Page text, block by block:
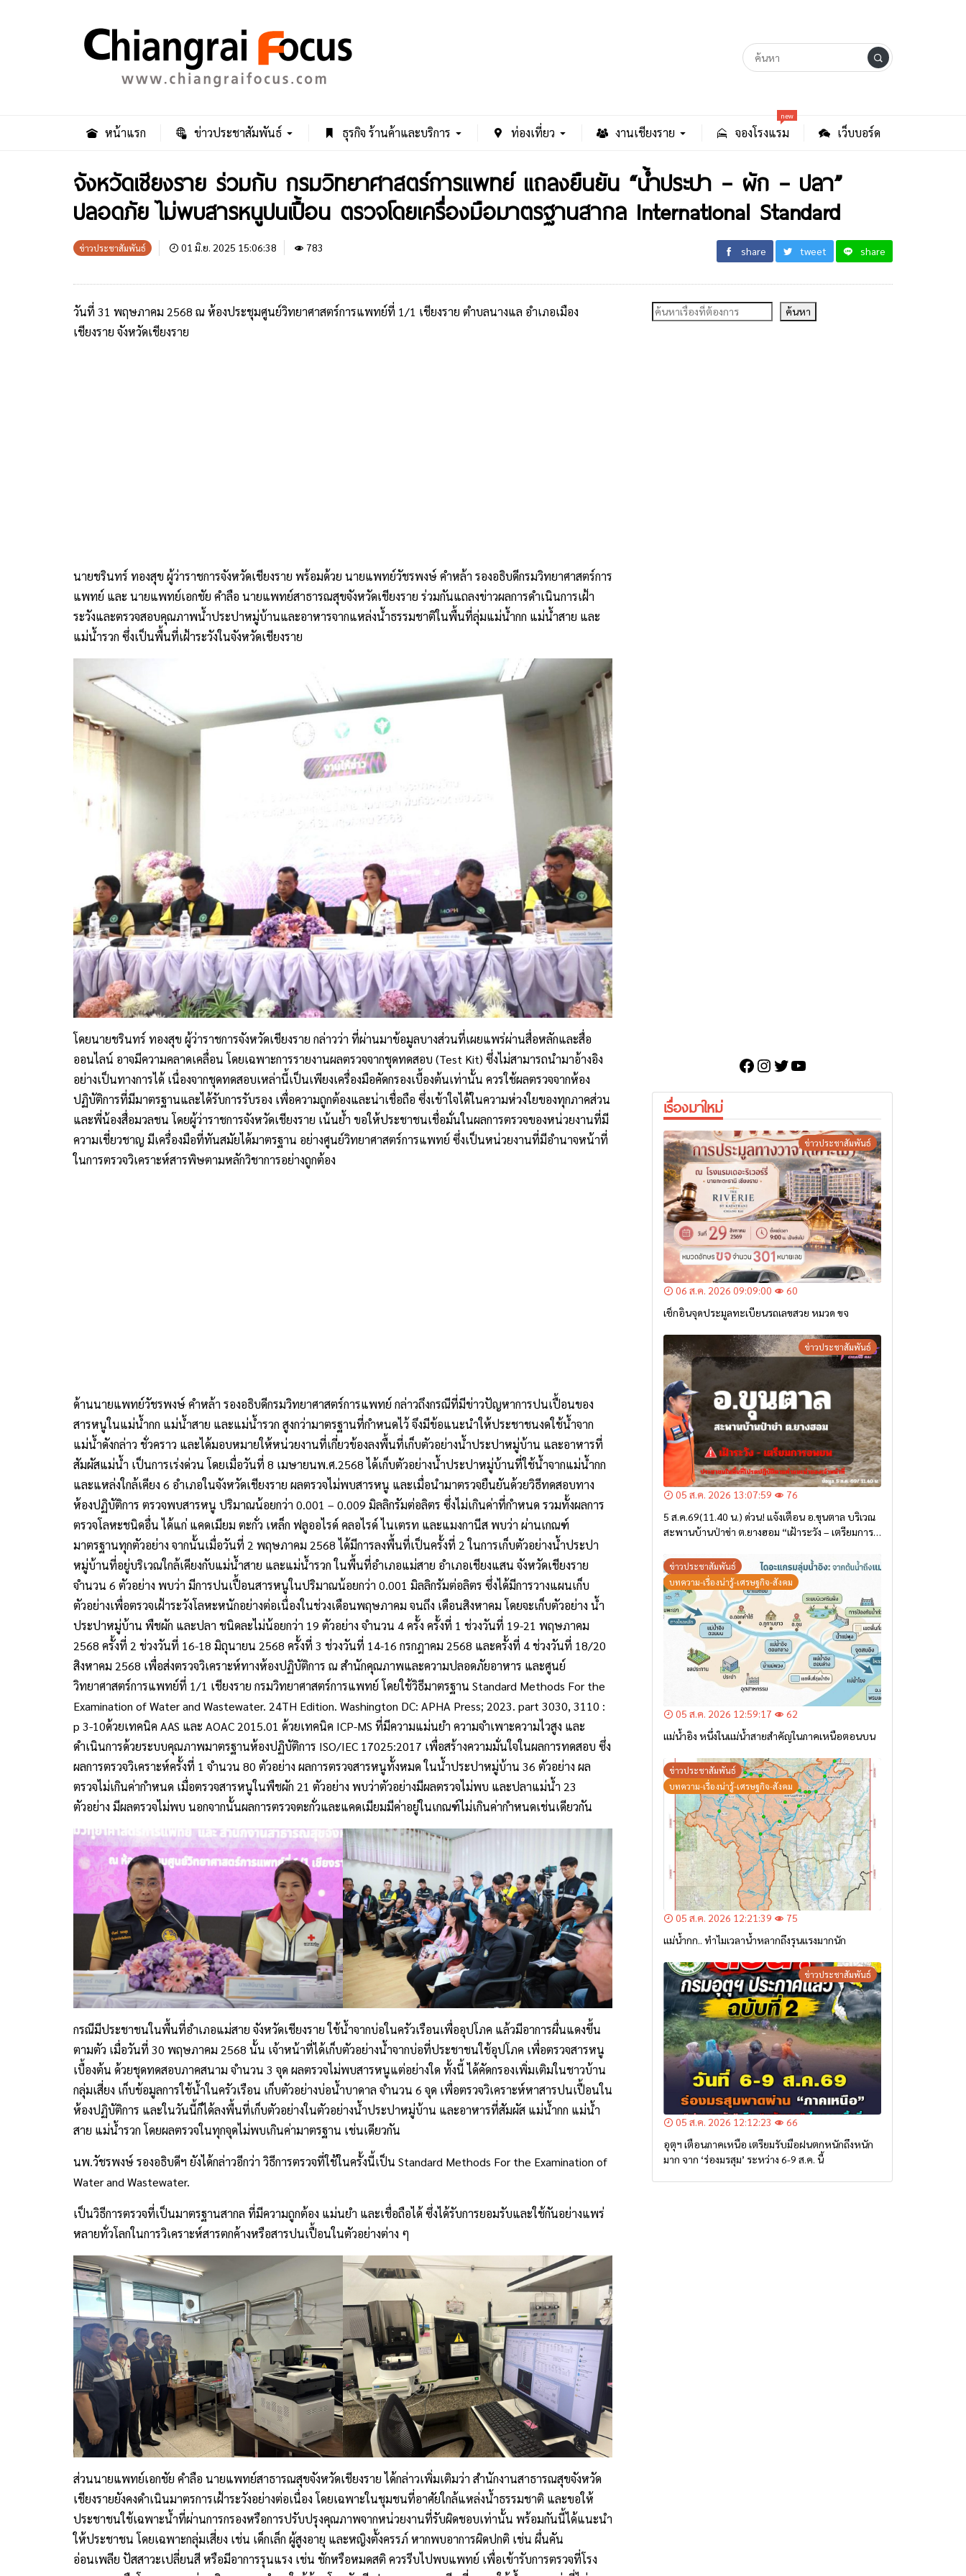
หน้าแรก ข่าวประชาสัมพันธ์ ธุรกิจ ร้านค้าและบริการ ท่องเที่ยว งานเชียงราย จองโรงแรม
new
เว็บบอร์ด
จังหวัดเชียงราย ร่วมกับ กรมวิทยาศาสตร์การแพทย์ แถลงยืนยัน “น้ำประปา – ผัก – ปลา”
ปลอดภัย ไม่พบสารหนูปนเปื้อน ตรวจโดยเครื่องมือมาตรฐานสากล International Standard
ข่าวประชาสัมพันธ์ 01 มิ.ย. 2025 15:06:38 783 share tweet share
วันที่ 31 พฤษภาคม 2568 ณ ห้องประชุมศูนย์วิทยาศาสตร์การแพทย์ที่ 1/1 เชียงราย ตำบลนางแล อำเภอเมือง
เชียงราย จังหวัดเชียงราย
นายชรินทร์ ทองสุข ผู้ว่าราชการจังหวัดเชียงราย พร้อมด้วย นายแพทย์วัชรพงษ์ คำหล้า รองอธิบดีกรมวิทยาศาสตร์การ
แพทย์ และ นายแพทย์เอกชัย คำลือ นายแพทย์สาธารณสุขจังหวัดเชียงราย ร่วมกันแถลงข่าวผลการดำเนินการเฝ้า
ระวังและตรวจสอบคุณภาพน้ำประปาหมู่บ้านและอาหารจากแหล่งน้ำธรรมชาติในพื้นที่ลุ่มแม่น้ำกก แม่น้ำสาย และ
แม่น้ำรวก ซึ่งเป็นพื้นที่เฝ้าระวังในจังหวัดเชียงราย
โดยนายชรินทร์ ทองสุข ผู้ว่าราชการจังหวัดเชียงราย กล่าวว่า ที่ผ่านมาข้อมูลบางส่วนที่เผยแพร่ผ่านสื่อหลักและสื่อ
ออนไลน์ อาจมีความคลาดเคลื่อน โดยเฉพาะการรายงานผลตรวจจากชุดทดสอบ (Test Kit) ซึ่งไม่สามารถนำมาอ้างอิง
อย่างเป็นทางการได้ เนื่องจากชุดทดสอบเหล่านี้เป็นเพียงเครื่องมือคัดกรองเบื้องต้นเท่านั้น ควรใช้ผลตรวจจากห้อง
ปฏิบัติการที่มีมาตรฐานและได้รับการรับรอง เพื่อความถูกต้องและน่าเชื่อถือ ซึ่งเข้าใจได้ในความห่วงใยของทุกภาคส่วน
และพี่น้องสื่อมวลชน โดยผู้ว่าราชการจังหวัดเชียงราย เน้นย้ำ ขอให้ประชาชนเชื่อมั่นในผลการตรวจของหน่วยงานที่มี
ความเชี่ยวชาญ มีเครื่องมือที่ทันสมัยได้มาตรฐาน อย่างศูนย์วิทยาศาสตร์การแพทย์ ซึ่งเป็นหน่วยงานที่มีอำนาจหน้าที่
ในการตรวจวิเคราะห์สารพิษตามหลักวิชาการอย่างถูกต้อง
ด้านนายแพทย์วัชรพงษ์ คำหล้า รองอธิบดีกรมวิทยาศาสตร์การแพทย์ กล่าวถึงกรณีที่มีข่าวปัญหาการปนเปื้อนของ
สารหนูในแม่น้ำกก แม่น้ำสาย และแม่น้ำรวก สูงกว่ามาตรฐานที่กำหนดไว้ จึงมีข้อแนะนำให้ประชาชนงดใช้น้ำจาก
แม่น้ำดังกล่าว ชั่วคราว และได้มอบหมายให้หน่วยงานที่เกี่ยวข้องลงพื้นที่เก็บตัวอย่างน้ำประปาหมู่บ้าน และอาหารที่
สัมผัสแม่น้ำ เป็นการเร่งด่วน โดยเมื่อวันที่ 8 เมษายนพ.ศ.2568 ได้เก็บตัวอย่างน้ำประปาหมู่บ้านที่ใช้น้ำจากแม่น้ำกก
และแหล่งใกล้เคียง 6 อำเภอในจังหวัดเชียงราย ผลตรวจไม่พบสารหนู และเมื่อนำมาตรวจยืนยันด้วยวิธีทดสอบทาง
ห้องปฏิบัติการ ตรวจพบสารหนู ปริมาณน้อยกว่า 0.001 – 0.009 มิลลิกรัมต่อลิตร ซึ่งไม่เกินค่าที่กำหนด รวมทั้งผลการ
ตรวจโลหะชนิดอื่น ได้แก่ แคดเมียม ตะกั่ว เหล็ก ฟลูออไรด์ คลอไรด์ ไนเตรท และแมงกานีส พบว่า ผ่านเกณฑ์
มาตรฐานทุกตัวอย่าง จากนั้นเมื่อวันที่ 2 พฤษภาคม 2568 ได้มีการลงพื้นที่เป็นครั้งที่ 2 ในการเก็บตัวอย่างน้ำประปา
หมู่บ้านที่อยู่บริเวณใกล้เคียงกับแม่น้ำสาย และแม่น้ำรวก ในพื้นที่อำเภอแม่สาย อำเภอเชียงแสน จังหวัดเชียงราย
จำนวน 6 ตัวอย่าง พบว่า มีการปนเปื้อนสารหนูในปริมาณน้อยกว่า 0.001 มิลลิกรัมต่อลิตร ซึ่งได้มีการวางแผนเก็บ
ตัวอย่างเพื่อตรวจเฝ้าระวังโลหะหนักอย่างต่อเนื่องในช่วงเดือนพฤษภาคม จนถึง เดือนสิงหาคม โดยจะเก็บตัวอย่าง น้ำ
ประปาหมู่บ้าน พืชผัก และปลา ชนิดละไม่น้อยกว่า 19 ตัวอย่าง จำนวน 4 ครั้ง ครั้งที่ 1 ช่วงวันที่ 19-21 พฤษภาคม
2568 ครั้งที่ 2 ช่วงวันที่ 16-18 มิถุนายน 2568 ครั้งที่ 3 ช่วงวันที่ 14-16 กรกฎาคม 2568 และครั้งที่ 4 ช่วงวันที่ 18/20
สิงหาคม 2568 เพื่อส่งตรวจวิเคราะห์ทางห้องปฏิบัติการ ณ สำนักคุณภาพและความปลอดภัยอาหาร และศูนย์
วิทยาศาสตร์การแพทย์ที่ 1/1 เชียงราย กรมวิทยาศาสตร์การแพทย์ โดยใช้วิธีมาตรฐาน Standard Methods For the
Examination of Water and Wastewater. 24TH Edition. Washington DC: APHA Press; 2023. part 3030, 3110 :
p 3-10ด้วยเทคนิค AAS และ AOAC 2015.01 ด้วยเทคนิค ICP-MS ที่มีความแม่นยำ ความจำเพาะความไวสูง และ
ดำเนินการด้วยระบบคุณภาพมาตรฐานห้องปฏิบัติการ ISO/IEC 17025:2017 เพื่อสร้างความมั่นใจในผลการทดสอบ ซึ่ง
ผลการตรวจวิเคราะห์ครั้งที่ 1 จำนวน 80 ตัวอย่าง ผลการตรวจสารหนูทั้งหมด ในน้ำประปาหมู่บ้าน 36 ตัวอย่าง ผล
ตรวจไม่เกินค่ากำหนด เมื่อตรวจสารหนูในพืชผัก 21 ตัวอย่าง พบว่าตัวอย่างมีผลตรวจไม่พบ และปลาแม่น้ำ 23
ตัวอย่าง มีผลตรวจไม่พบ นอกจากนั้นผลการตรวจตะกั่วและแคดเมียมมีค่าอยู่ในเกณฑ์ไม่เกินค่ากำหนดเช่นเดียวกัน
กรณีมีประชาชนในพื้นที่อำเภอแม่สาย จังหวัดเชียงราย ใช้น้ำจากบ่อในครัวเรือนเพื่ออุปโภค แล้วมีอาการผื่นแดงขึ้น
ตามตัว เมื่อวันที่ 30 พฤษภาคม 2568 นั้น เจ้าหน้าที่ได้เก็บตัวอย่างน้ำจากบ่อที่ประชาชนใช้อุปโภค เพื่อตรวจสารหนู
เบื้องต้น ด้วยชุดทดสอบภาคสนาม จำนวน 3 จุด ผลตรวจไม่พบสารหนูแต่อย่างใด ทั้งนี้ ได้คัดกรองเพิ่มเติมในชาวบ้าน
กลุ่มเสี่ยง เก็บข้อมูลการใช้น้ำในครัวเรือน เก็บตัวอย่างบ่อน้ำบาดาล จำนวน 6 จุด เพื่อตรวจวิเคราะห์หาสารปนเปื้อนใน
ห้องปฏิบัติการ และในวันนี้ก็ได้ลงพื้นที่เก็บตัวอย่างในตัวอย่างน้ำประปาหมู่บ้าน และอาหารที่สัมผัส แม่น้ำกก แม่น้ำ
สาย แม่น้ำรวก โดยผลตรวจในทุกจุดไม่พบเกินค่ามาตรฐาน เช่นเดียวกัน
นพ.วัชรพงษ์ รองอธิบดีฯ ยังได้กล่าวอีกว่า วิธีการตรวจที่ใช้ในครั้งนี้เป็น Standard Methods For the Examination of
Water and Wastewater.
เป็นวิธีการตรวจที่เป็นมาตรฐานสากล ที่มีความถูกต้อง แม่นยำ และเชื่อถือได้ ซึ่งได้รับการยอมรับและใช้กันอย่างแพร่
หลายทั่วโลกในการวิเคราะห์สารตกค้างหรือสารปนเปื้อนในตัวอย่างต่าง ๆ
ส่วนนายแพทย์เอกชัย คำลือ นายแพทย์สาธารณสุขจังหวัดเชียงราย ได้กล่าวเพิ่มเติมว่า สำนักงานสาธารณสุขจังหวัด
เชียงรายยังคงดำเนินมาตรการเฝ้าระวังอย่างต่อเนื่อง โดยเฉพาะในชุมชนที่อาศัยใกล้แหล่งน้ำธรรมชาติ และขอให้
ประชาชนใช้เฉพาะน้ำที่ผ่านการกรองหรือการปรับปรุงคุณภาพจากหน่วยงานที่รับผิดชอบเท่านั้น พร้อมกันนี้ได้แนะนำ
ให้ประชาชน โดยเฉพาะกลุ่มเสี่ยง เช่น เด็กเล็ก ผู้สูงอายุ และหญิงตั้งครรภ์ หากพบอาการผิดปกติ เช่น ผื่นคัน
อ่อนเพลีย ปัสสาวะเปลี่ยนสี หรือมีอาการรุนแรง เช่น ชักหรือหมดสติ ควรรีบไปพบแพทย์ เพื่อเข้ารับการตรวจที่โรง
ค้นหา ค้นหา
Facebook
Instagram
Twitter
YouTube
เรื่องมาใหม่
ข่าวประชาสัมพันธ์
06 ส.ค. 2026 09:09:00
60
เช็กอินจุดประมูลทะเบียนรถเลขสวย หมวด ขจ
ข่าวประชาสัมพันธ์
05 ส.ค. 2026 13:07:59
76
5 ส.ค.69(11.40 น.) ด่วน! แจ้งเตือน อ.ขุนตาล บริเวณ
สะพานบ้านป่าข่า ต.ยางฮอม “เฝ้าระวัง – เตรียมการ
ข่าวประชาสัมพันธ์
บทความ-เรื่องน่ารู้-เศรษฐกิจ-สังคม
05 ส.ค. 2026 12:59:17
62
แม่น้ำอิง หนึ่งในแม่น้ำสายสำคัญในภาคเหนือตอนบน
ข่าวประชาสัมพันธ์
บทความ-เรื่องน่ารู้-เศรษฐกิจ-สังคม
05 ส.ค. 2026 12:21:39
75
แม่น้ำกก.. ทำไมเวลาน้ำหลากถึงรุนแรงมากนัก
ข่าวประชาสัมพันธ์
05 ส.ค. 2026 12:12:23
66
อุตุฯ เตือนภาคเหนือ เตรียมรับมือฝนตกหนักถึงหนัก
มาก จาก ‘ร่องมรสุม’ ระหว่าง 6-9 ส.ค. นี้